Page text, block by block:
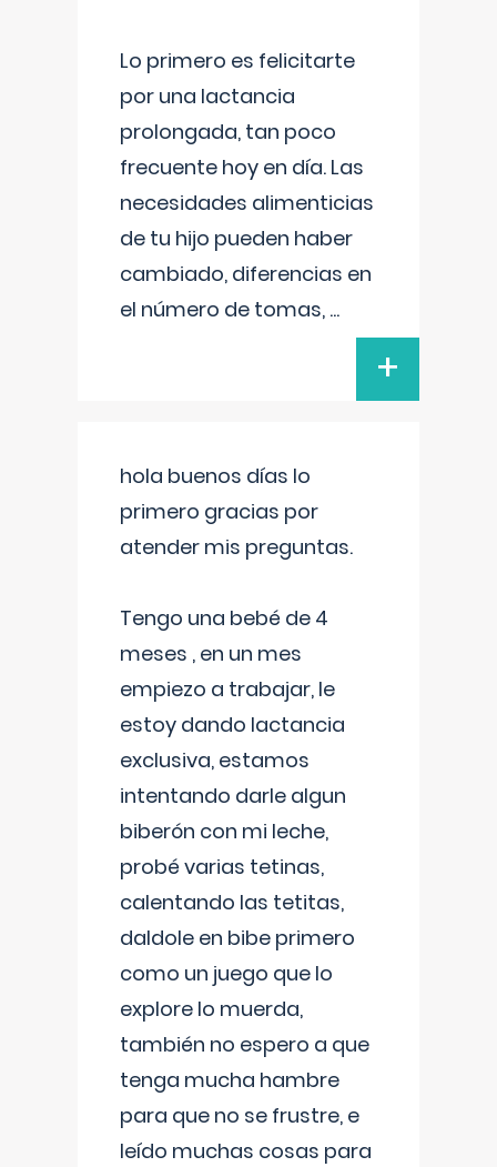
Lo primero es felicitarte
por una lactancia
prolongada, tan poco
frecuente hoy en día. Las
necesidades alimenticias
de tu hijo pueden haber
cambiado, diferencias en
el número de tomas, ...
+
hola buenos días lo
primero gracias por
atender mis preguntas.
Tengo una bebé de 4
meses , en un mes
empiezo a trabajar, le
estoy dando lactancia
exclusiva, estamos
intentando darle algun
biberón con mi leche,
probé varias tetinas,
calentando las tetitas,
daldole en bibe primero
como un juego que lo
explore lo muerda,
también no espero a que
tenga mucha hambre
para que no se frustre, e
leído muchas cosas para